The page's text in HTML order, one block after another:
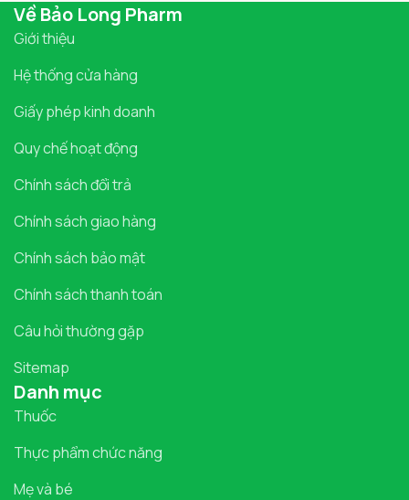
Về Bảo Long Pharm
Giới thiệu
Hệ thống cửa hàng
Giấy phép kinh doanh
Quy chế hoạt động
Chính sách đổi trả
Chính sách giao hàng
Chính sách bảo mật
Chính sách thanh toán
Câu hỏi thường gặp
Sitemap
Danh mục
Thuốc
Thực phẩm chức năng
Mẹ và bé